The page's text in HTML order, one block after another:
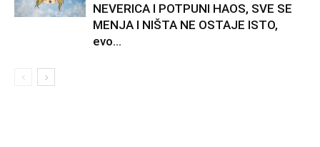
NEVERICA I POTPUNI HAOS, SVE SE
MENJA I NIŠTA NE OSTAJE ISTO,
evo...